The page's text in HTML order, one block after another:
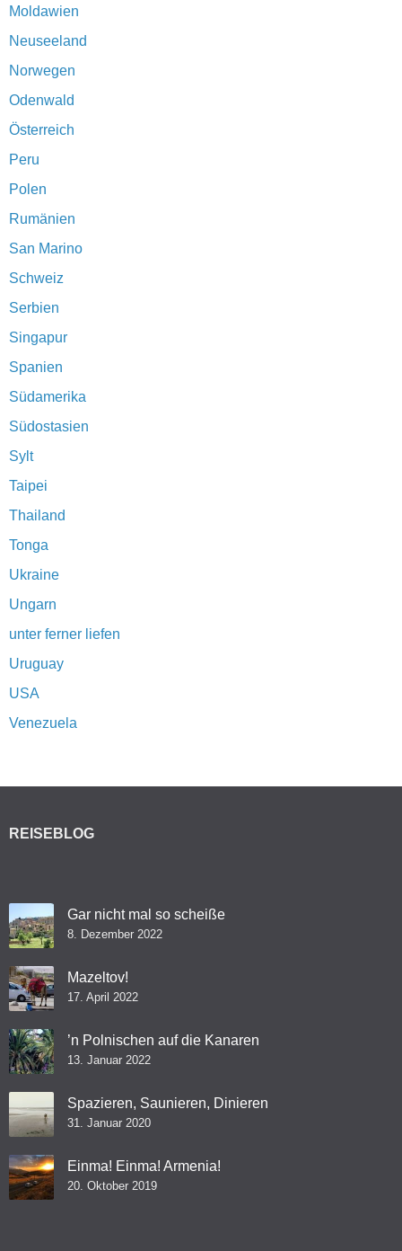
Moldawien
Neuseeland
Norwegen
Odenwald
Österreich
Peru
Polen
Rumänien
San Marino
Schweiz
Serbien
Singapur
Spanien
Südamerika
Südostasien
Sylt
Taipei
Thailand
Tonga
Ukraine
Ungarn
unter ferner liefen
Uruguay
USA
Venezuela
REISEBLOG
Gar nicht mal so scheiße
8. Dezember 2022
Mazeltov!
17. April 2022
’n Polnischen auf die Kanaren
13. Januar 2022
Spazieren, Saunieren, Dinieren
31. Januar 2020
Einma! Einma! Armenia!
20. Oktober 2019